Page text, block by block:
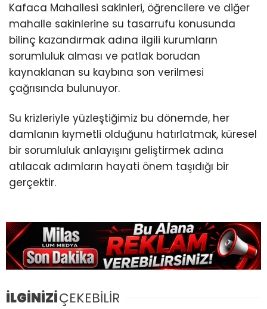
Kafaca Mahallesi sakinleri, öğrencilere ve diğer
mahalle sakinlerine su tasarrufu konusunda
bilinç kazandırmak adına ilgili kurumların
sorumluluk alması ve patlak borudan
kaynaklanan su kaybına son verilmesi
çağrısında bulunuyor.
Su krizleriyle yüzleştiğimiz bu dönemde, her
damlanın kıymetli olduğunu hatırlatmak, küresel
bir sorumluluk anlayışını geliştirmek adına
atılacak adımların hayati önem taşıdığı bir
gerçektir.
İLGİNİZİÇEKEBİLİR